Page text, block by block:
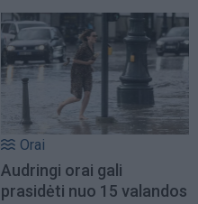
Orai
Audringi orai gali
prasidėti nuo 15 valandos